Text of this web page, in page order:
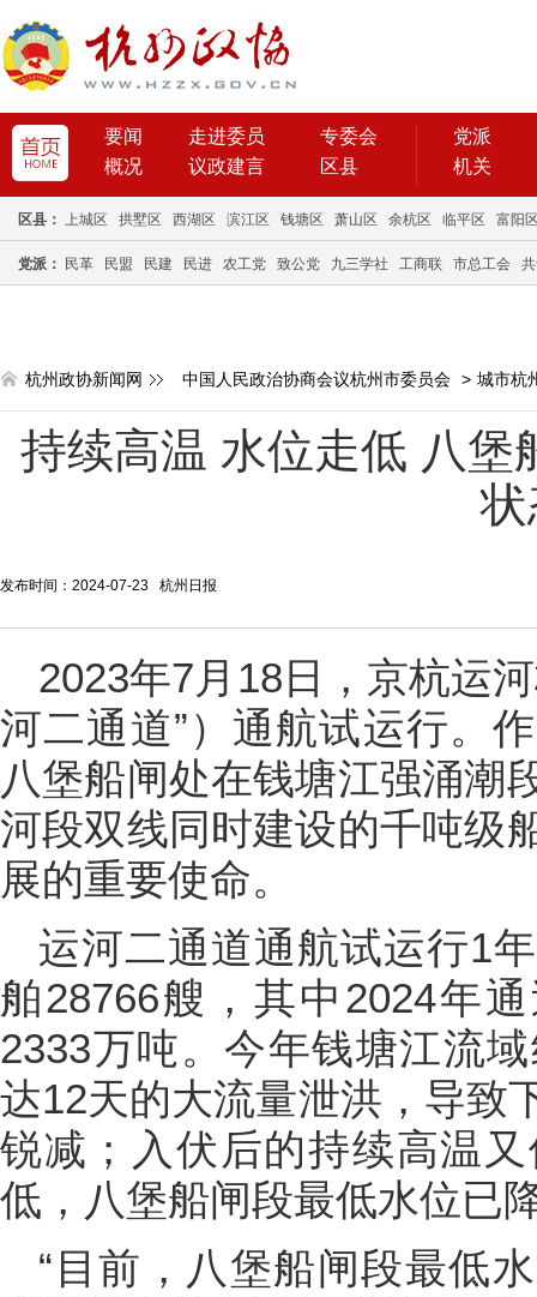
要闻 走进委员
专委会
概况
议政建言 区县
党派
机关
区县： 上城区 拱墅区 西湖区 滨江区 钱塘区 萧山区 余杭区 临平区 富阳
党派： 民革 民盟 民建 民进 农工党 致公党 九三学社 工商联 市总工会
杭州政协新闻网 中国人民政治协商会议杭州市委员会 > 城市杭
持续高温 水位走低 八堡
发布时间：2024-07-23 杭州日报
2023年7月18日，京杭运
河二通道”）通航试运行。
八堡船闸处在钱塘江强涌潮
河段双线同时建设的千吨级
展的重要使命。
运河二通道通航试运行1
舶28766艘，其中2024年
2333万吨。今年钱塘江流
达12天的大流量泄洪，导致
锐减；入伏后的持续高温
低，八堡船闸段最低水位已
“目前，八堡船闸段最低